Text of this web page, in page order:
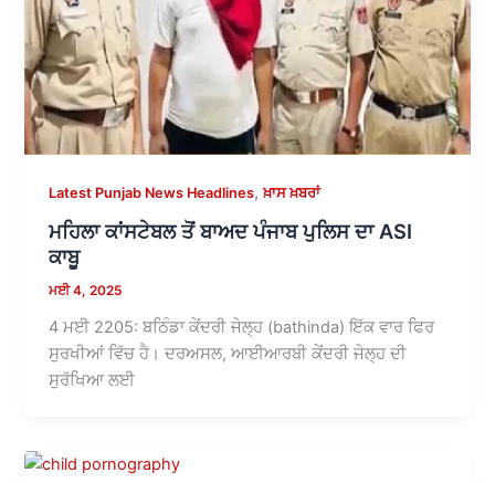
Latest Punjab News Headlines,ਖ਼ਾਸ ਖ਼ਬਰਾਂ
ਮਹਿਲਾ ਕਾਂਸਟੇਬਲ ਤੋਂ ਬਾਅਦ ਪੰਜਾਬ ਪੁਲਿਸ ਦਾ ASI
ਕਾਬੂ
ਮਈ 4, 2025
4 ਮਈ 2205: ਬਠਿੰਡਾ ਕੇਂਦਰੀ ਜੇਲ੍ਹ (bathinda) ਇੱਕ ਵਾਰ ਫਿਰ
ਸੁਰਖੀਆਂ ਵਿੱਚ ਹੈ। ਦਰਅਸਲ, ਆਈਆਰਬੀ ਕੇਂਦਰੀ ਜੇਲ੍ਹ ਦੀ
ਸੁਰੱਖਿਆ ਲਈ